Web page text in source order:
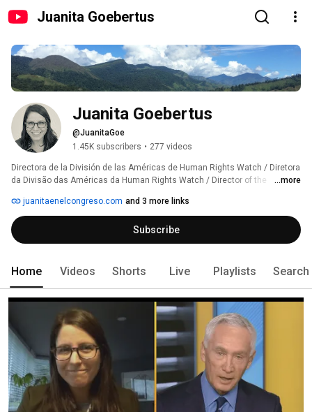
Juanita Goebertus
Juanita Goebertus
@JuanitaGoe
1.45K subscribers • 277 videos
Directora de la División de las Américas de Human Rights Watch / Diretora
da Divisão das Américas da Human Rights Watch / Director of the
...more
juanitaenelcongreso.com and 3 more links
Subscribe
Home Videos Shorts Live Playlists Search